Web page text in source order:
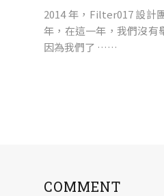
2014 年，Filter017 設計
年，在這一年，我們沒有
因為我們了 ……
COMMENT